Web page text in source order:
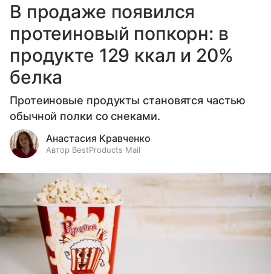
В продаже появился
протеиновый попкорн: в
продукте 129 ккал и 20%
белка
Протеиновые продукты становятся частью
обычной полки со снеками.
Анастасия Кравченко
Автор BestProducts Mail